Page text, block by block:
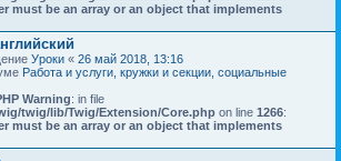
must be an array or an object that implements
Уроки « 26 май 2018, 13:16
Работа и услуги, кружки и секции, социальные
Warning: in file
twig/lib/Twig/Extension/Core.php on line 1266:
must be an array or an object that implements